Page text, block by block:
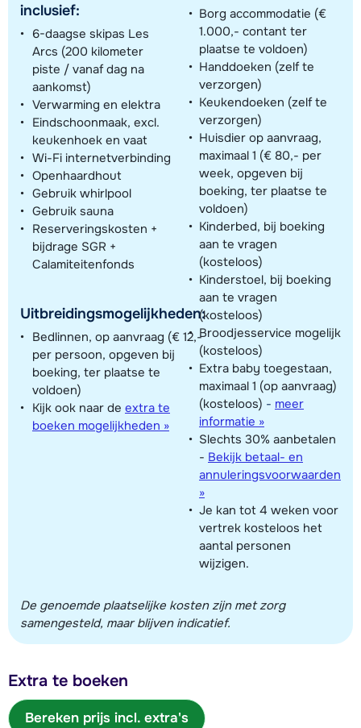
inclusief:
6-daagse skipas Les
Arcs (200 kilometer
piste / vanaf dag na
aankomst)
Verwarming en elektra
Eindschoonmaak, excl.
keukenhoek en vaat
Wi-Fi internetverbinding
Openhaardhout
Gebruik whirlpool
Gebruik sauna
Reserveringskosten +
bijdrage SGR +
Calamiteitenfonds
Uitbreidingsmogelijkheden:
Bedlinnen, op aanvraag (€ 12,-
per persoon, opgeven bij
boeking, ter plaatse te
voldoen)
Kijk ook naar de extra te
boeken mogelijkheden »
Borg accommodatie (€
1.000,- contant ter
plaatse te voldoen)
Handdoeken (zelf te
verzorgen)
Keukendoeken (zelf te
verzorgen)
Huisdier op aanvraag,
maximaal 1 (€ 80,- per
week, opgeven bij
boeking, ter plaatse te
voldoen)
Kinderbed, bij boeking
aan te vragen
(kosteloos)
Kinderstoel, bij boeking
aan te vragen
(kosteloos)
Broodjesservice mogelijk
(kosteloos)
Extra baby toegestaan,
maximaal 1 (op aanvraag)
(kosteloos) - meer
informatie »
Slechts 30% aanbetalen
- Bekijk betaal- en
annuleringsvoorwaarden
»
Je kan tot 4 weken voor
vertrek kosteloos het
aantal personen
wijzigen.
De genoemde plaatselijke kosten zijn met zorg
samengesteld, maar blijven indicatief.
Extra te boeken
Bereken prijs incl. extra's